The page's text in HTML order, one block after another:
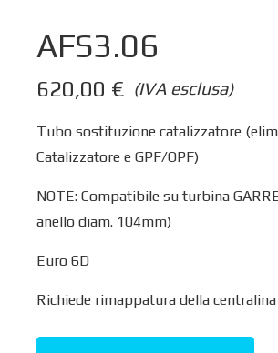
AFS3.06
(IVA esclusa)
620,00 €
Tubo sostituzione catalizzatore
Catalizzatore e GPF/OPF)
NOTE: Compatibile su turbina
anello diam. 104mm)
Euro 6D
Richiede rimappatura della centralina